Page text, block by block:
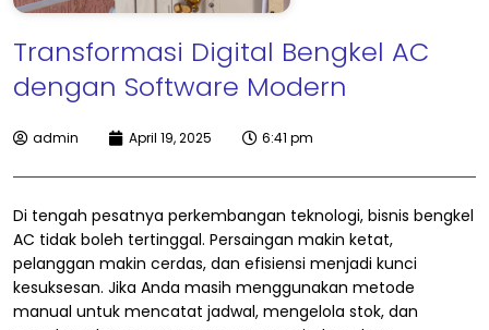
Transformasi Digital Bengkel AC
dengan Software Modern
admin April 19, 2025 6:41 pm
Di tengah pesatnya perkembangan teknologi, bisnis bengkel
AC tidak boleh tertinggal. Persaingan makin ketat,
pelanggan makin cerdas, dan efisiensi menjadi kunci
kesuksesan. Jika Anda masih menggunakan metode
manual untuk mencatat jadwal, mengelola stok, dan